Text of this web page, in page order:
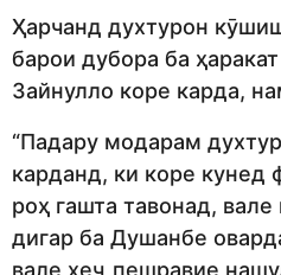
Ҳарчанд духтурон
барои дубора ба
Зайнулло коре карда,
“Падару модарам
карданд, ки коре кунед
роҳ гашта тавонад,
дигар ба Душанбе
вале ҳеҷ пешравие